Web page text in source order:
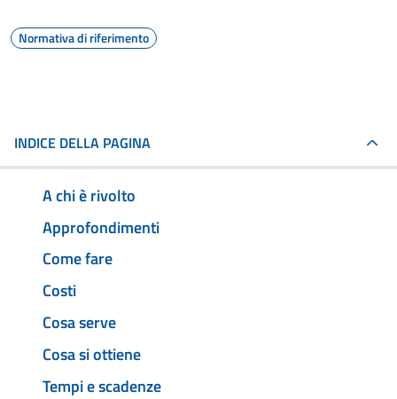
Normativa di riferimento
INDICE DELLA PAGINA
A chi è rivolto
Approfondimenti
Come fare
Costi
Cosa serve
Cosa si ottiene
Tempi e scadenze